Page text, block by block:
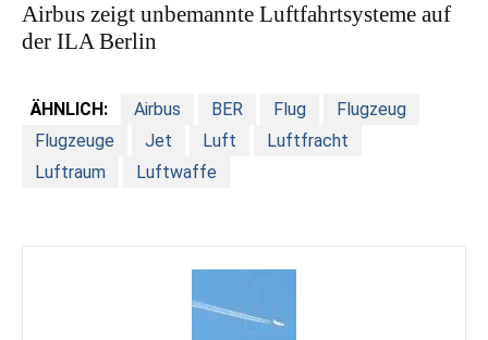
Airbus zeigt unbemannte Luftfahrtsysteme auf
der ILA Berlin
ÄHNLICH: Airbus BER Flug
Flugzeug
Flugzeuge
Jet Luft
Luftfracht
Luftraum
Luftwaffe